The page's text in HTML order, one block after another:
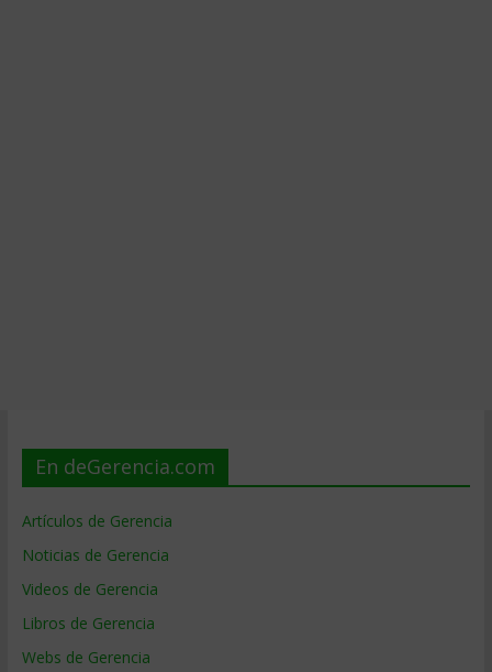
En deGerencia.com
Artículos de Gerencia
Noticias de Gerencia
Videos de Gerencia
Libros de Gerencia
Webs de Gerencia